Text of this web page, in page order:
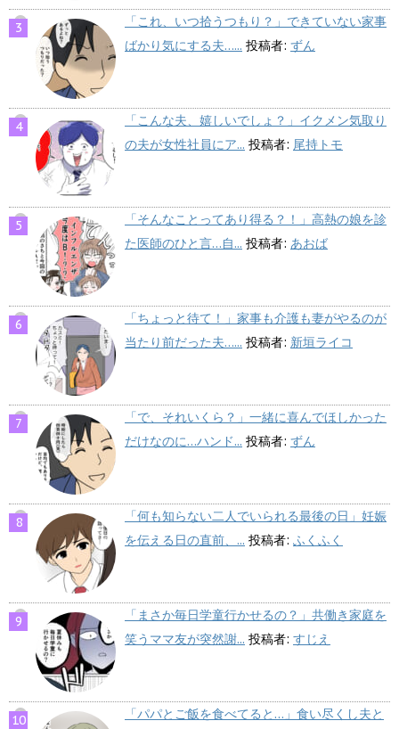
「これ、いつ拾うつもり？」できていない家事
ばかり気にする夫…... 投稿者: ずん
「こんな夫、嬉しいでしょ？」イクメン気取り
の夫が女性社員にア... 投稿者: 尾持トモ
「そんなことってあり得る？！」高熱の娘を診
た医師のひと言…自... 投稿者: あおば
「ちょっと待て！」家事も介護も妻がやるのが
当たり前だった夫…... 投稿者: 新垣ライコ
「で、それいくら？」一緒に喜んでほしかった
だけなのに…ハンド... 投稿者: ずん
「何も知らない二人でいられる最後の日」妊娠
を伝える日の直前、... 投稿者: ふくふく
「まさか毎日学童行かせるの？」共働き家庭を
笑うママ友が突然謝... 投稿者: すじえ
「パパとご飯を食べてると…」食い尽くし夫と